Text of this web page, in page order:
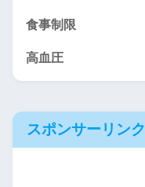
食事制限
高血圧
スポンサーリンク